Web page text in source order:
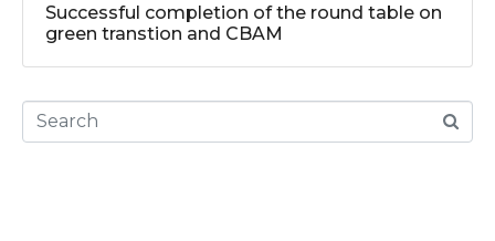
Successful completion of the round table on
green transtion and CBAM